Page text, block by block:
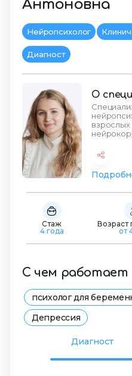
Антоновна
Нейропсихолог
Диагност
О
взрослых
применяя
Стаж
4 года
Возраст
от
С чем работает
психолог для
Депрессия
Диагност